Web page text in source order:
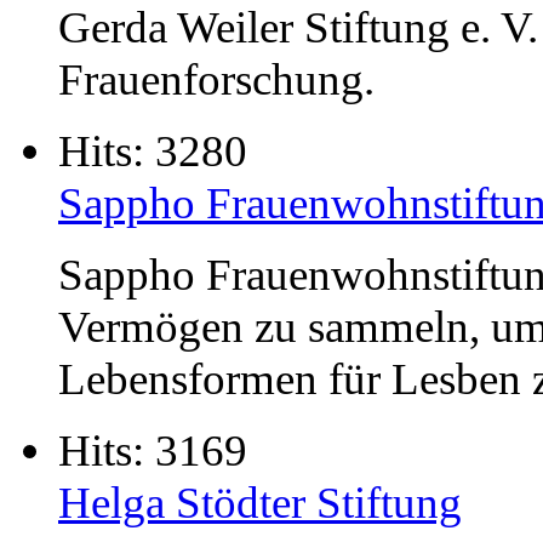
Gerda Weiler Stiftung e.
Frauenforschung.
Hits: 3280
Sappho
Sappho
Vermögen zu sammeln,
Lebensformen für Lesben
Hits: 3169
Helga Stödter Stiftung